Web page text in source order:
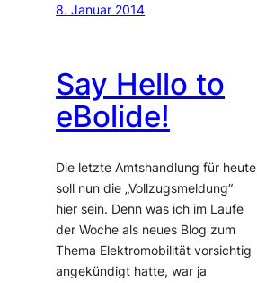
8. Januar 2014
Say Hello to
eBolide!
Die letzte Amtshandlung für heute
soll nun die „Vollzugsmeldung“
hier sein. Denn was ich im Laufe
der Woche als neues Blog zum
Thema Elektromobilität vorsichtig
angekündigt hatte, war ja